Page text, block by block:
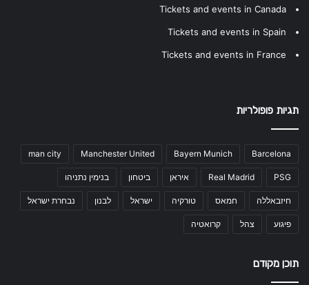
Tickets and events in Canada
Tickets and events in Spain
Tickets and events in France
תגיות פופולריות
Barcelona
Bayern Munich
Manchester United
man city
PSG
Real Madrid איראן ביטחון בנימין נתניהו
חיזבאללה חמאס טורקיה ישראל לבנון נבחרת ישראל
פיגוע צהל קרואטיה
תוכן מקודם